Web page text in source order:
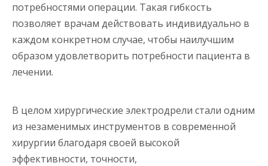
потребностями операции. Такая гибкость
позволяет врачам действовать индивидуально в
каждом конкретном случае, чтобы наилучшим
образом удовлетворить потребности пациента в
лечении.
В целом хирургические электродрели стали одним
из незаменимых инструментов в современной
хирургии благодаря своей высокой
эффективности, точности,